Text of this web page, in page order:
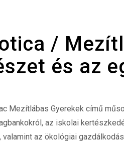
/
és az
Mezítlábas Gyerekek című
az iskolai
az ökológiai